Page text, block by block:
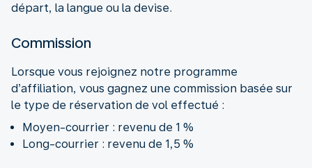
départ, la langue ou la devise.
Commission
Lorsque vous rejoignez notre programme
d’affiliation, vous gagnez une commission basée sur
le type de réservation de vol effectué :
Moyen-courrier : revenu de 1 %
Long-courrier : revenu de 1,5 %